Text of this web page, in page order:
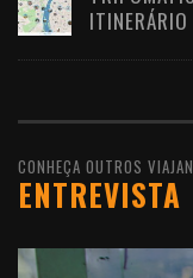
CONHEÇA OUTROS
ENTREVISTA